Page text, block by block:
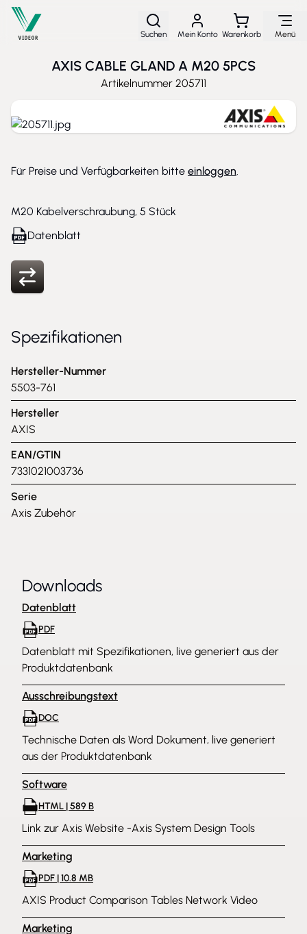
Direkt zum Inhalt
Suchen Mein Konto Warenkorb Menü
AXIS CABLE GLAND A M20 5PCS
Artikelnummer 205711
M20 Kabelverschraubung, 5 Stück
Für Preise und Verfügbarkeiten bitte einloggen.
Datenblatt
Spezifikationen
Hersteller-Nummer
5503-761
Hersteller
AXIS
EAN/GTIN
7331021003736
Serie
Axis Zubehör
Downloads
Datenblatt
PDF
Datenblatt mit Spezifikationen, live generiert aus der
Produktdatenbank
Ausschreibungstext
DOC
Technische Daten als Word Dokument, live generiert
aus der Produktdatenbank
Software
HTML | 589 B
Link zur Axis Website -Axis System Design Tools
Marketing
PDF | 10.8 MB
AXIS Product Comparison Tables Network Video
Marketing